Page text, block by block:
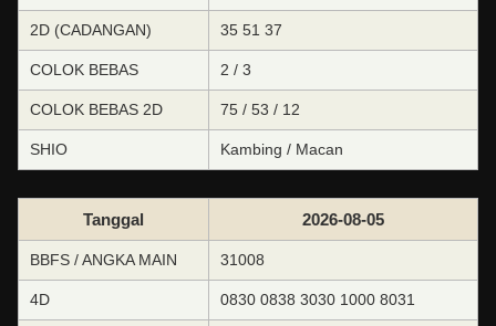
2D (CADANGAN) 35 51 37
COLOK BEBAS 2 / 3
COLOK BEBAS 2D 75 / 53 / 12
SHIO Kambing / Macan
Tanggal 2026-08-05
BBFS / ANGKA MAIN 31008
4D 0830 0838 3030 1000 8031